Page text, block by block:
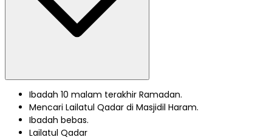
Ibadah 10 malam terakhir Ramadan.
Mencari Lailatul Qadar di Masjidil Haram.
Ibadah bebas.
Lailatul Qadar